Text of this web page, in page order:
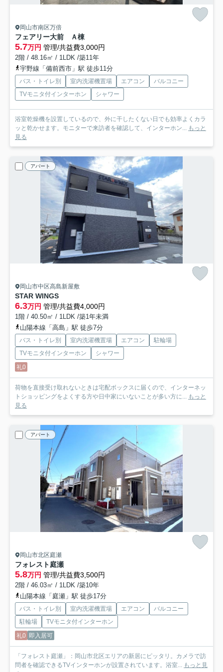
岡山市南区万倍
フェアリー大前 Ａ棟
5.7万円 管理/共益費3,000円
2階 / 48.16㎡ / 1LDK /築11年
宇野線「備前西市」駅 徒歩11分
バス・トイレ別 室内洗濯機置場 エアコン
バルコニー
TVモニタ付インターホン
シャワー
浴室乾燥機を設置しているので、外に干したくない日でも効率よくカラ
ッと乾かせます。モニターで来訪者を確認して、インターホン... もっと
見る
アパート
岡山市中区高島新屋敷
STAR WINGS
6.3万円 管理/共益費4,000円
1階 / 40.50㎡ / 1LDK /築1年未満
山陽本線「高島」駅 徒歩7分
バス・トイレ別 室内洗濯機置場 エアコン
駐輪場
TVモニタ付インターホン
シャワー
礼0
荷物を直接受け取れないときは宅配ボックスに届くので、インターネッ
トショッピングをよくする方や日中家にいないことが多い方に... もっと
見る
アパート
岡山市北区庭瀬
フォレスト庭瀬
5.8万円 管理/共益費3,500円
2階 / 46.03㎡ / 1LDK /築10年
山陽本線「庭瀬」駅 徒歩17分
バス・トイレ別 室内洗濯機置場 エアコン
バルコニー
駐輪場
TVモニタ付インターホン
礼0 即入居可
「フォレスト庭瀬」：岡山市北区エリアの新居にピッタリ。カメラで訪
問者を確認できるTVインターホンが設置されています。浴室... もっと見